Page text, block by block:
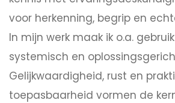
voor herkenning, begrip en
In mijn werk maak ik o.a.
systemisch en
Gelijkwaardigheid, rust en
toepasbaarheid vormen de